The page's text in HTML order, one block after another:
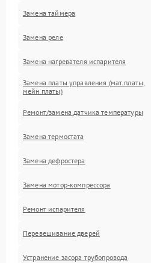
Замена таймера
Замена реле
Замена нагревателя испарителя
Замена платы управления (мат.платы,
мейн платы)
Ремонт/замена датчика температуры
Замена термостата
Замена дефростера
Замена мотор-компрессора
Ремонт испарителя
Перевешивание дверей
Устранение засора трубопровода